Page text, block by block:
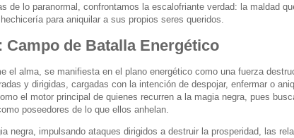
de lo paranormal, confrontamos la escalofriante verdad: la maldad
para aniquilar a sus propios seres queridos.
de Batalla Energético
el alma, se manifiesta en el plano energético como una fuerza
y dirigidas, cargadas con la intención de despojar, enfermar o
el motor principal de quienes recurren a la magia negra, pues
poseedores de lo que ellos anhelan.
negra, impulsando ataques dirigidos a destruir la prosperidad, las